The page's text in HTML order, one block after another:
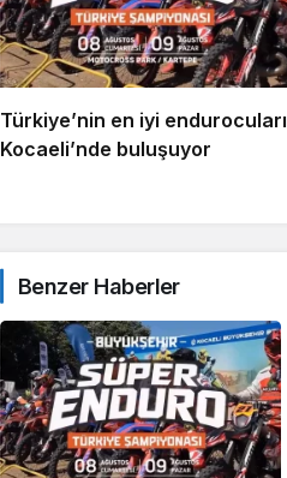
Türkiye’nin en iyi endurocuları
Kocaeli’nde buluşuyor
Benzer Haberler